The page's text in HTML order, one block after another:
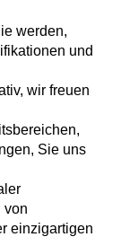
werden,
und
wir freuen
Sie uns
von
einzigartigen